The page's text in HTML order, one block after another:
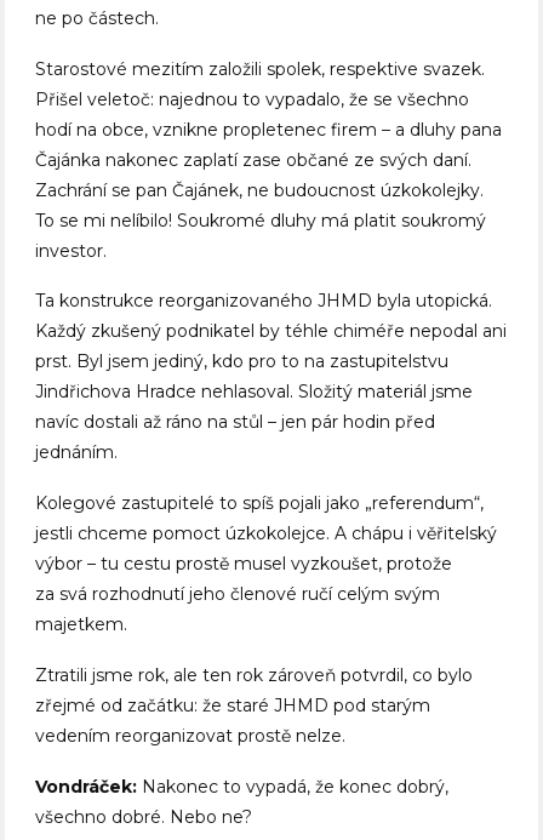
ne po částech.
Starostové mezitím založili spolek, respektive svazek.
Přišel veletoč: najednou to vypadalo, že se všechno
hodí na obce, vznikne propletenec firem – a dluhy pana
Čajánka nakonec zaplatí zase občané ze svých daní.
Zachrání se pan Čajánek, ne budoucnost úzkokolejky.
To se mi nelíbilo! Soukromé dluhy má platit soukromý
investor.
Ta konstrukce reorganizovaného JHMD byla utopická.
Každý zkušený podnikatel by téhle chiméře nepodal ani
prst. Byl jsem jediný, kdo pro to na zastupitelstvu
Jindřichova Hradce nehlasoval. Složitý materiál jsme
navíc dostali až ráno na stůl – jen pár hodin před
jednáním.
Kolegové zastupitelé to spíš pojali jako „referendum“,
jestli chceme pomoct úzkokolejce. A chápu i věřitelský
výbor – tu cestu prostě musel vyzkoušet, protože
za svá rozhodnutí jeho členové ručí celým svým
majetkem.
Ztratili jsme rok, ale ten rok zároveň potvrdil, co bylo
zřejmé od začátku: že staré JHMD pod starým
vedením reorganizovat prostě nelze.
Vondráček: Nakonec to vypadá, že konec dobrý,
všechno dobré. Nebo ne?